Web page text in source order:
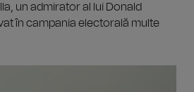
un admirator al lui Donald
în campania electorală multe